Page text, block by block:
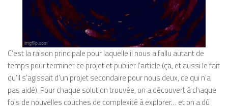
C’est la raison principale pour laquelle il nous a fallu autant de
temps pour terminer ce projet et publier l’article (ça, et aussi le fait
qu’il s’agissait d’un projet secondaire pour nous deux, ce qui n’a
pas aidé). Pour chaque solution trouvée, on a découvert à chaque
fois de nouvelles couches de complexité à explorer… et on a dû